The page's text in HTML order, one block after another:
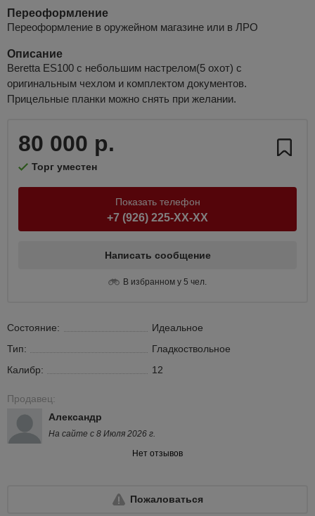
Переоформление
Переоформление в оружейном магазине или в ЛРО
Описание
Beretta ES100 с небольшим настрелом(5 охот) с
оригинальным чехлом и комплектом документов.
Прицельные планки можно снять при желании.
80 000 р.
Торг уместен
Показать телефон
+7 (926) 225-XX-XX
Написать сообщение
В избранном у 5 чел.
Состояние:
Идеальное
Тип:
Гладкоствольное
Калибр:
12
Продавец:
Александр
На сайте с 8 Июля 2026 г.
Нет отзывов
Пожаловаться